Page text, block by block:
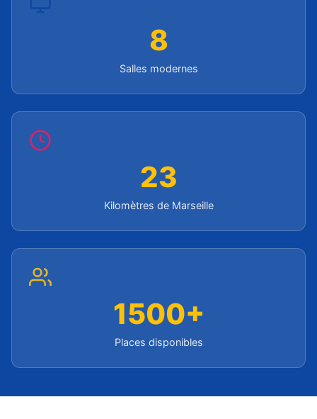
8
Salles modernes
23
Kilomètres de Marseille
1500+
Places disponibles